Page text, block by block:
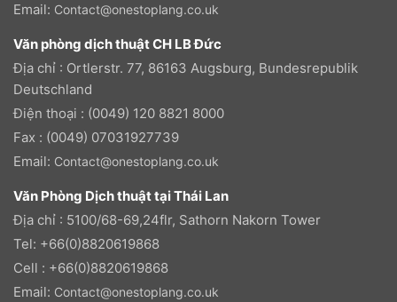
Email: Contact@onestoplang.co.uk
Văn phòng dịch thuật CH LB Đức
Địa chỉ : Ortlerstr. 77, 86163 Augsburg, Bundesrepublik
Deutschland
Điện thoại : (0049) 120 8821 8000
Fax : (0049) 07031927739
Email: Contact@onestoplang.co.uk
Văn Phòng Dịch thuật tại Thái Lan
Địa chỉ : 5100/68-69,24flr, Sathorn Nakorn Tower
Tel: +66(0)8820619868
Cell : +66(0)8820619868
Email: Contact@onestoplang.co.uk